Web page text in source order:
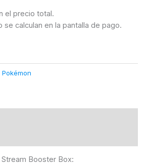
el precio total.
calculan en la pantalla de pago.
Pokémon
Booster Box: